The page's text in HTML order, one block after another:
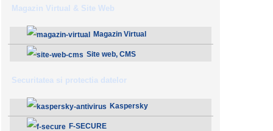
Magazin Virtual & Site Web
Magazin Virtual
Site web, CMS
Securitatea si protectia datelor
Kaspersky
F-SECURE